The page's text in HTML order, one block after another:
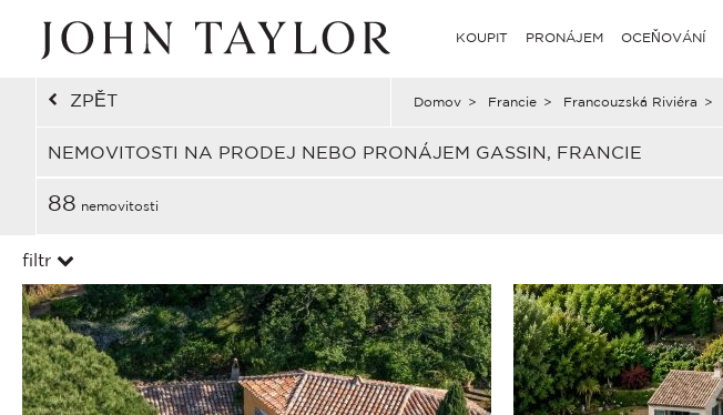
KOUPIT PRONÁJEM OCEŇOVÁNÍ
ZPĚT Domov > Francie > Francouzská Riviéra >
NEMOVITOSTI NA PRODEJ NEBO PRONÁJEM GASSIN, FRANCIE
88 nemovitosti
filtr